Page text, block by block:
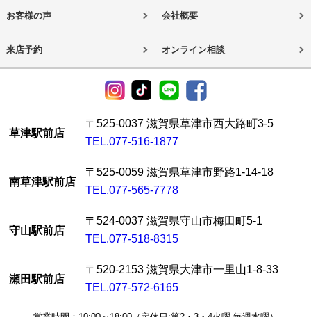
お客様の声 会社概要
来店予約 オンライン相談
草津駅前店
〒525-0037 滋賀県草津市西大路町3-5
TEL.077-516-1877
南草津駅前店
〒525-0059 滋賀県草津市野路1-14-18
TEL.077-565-7778
守山駅前店
〒524-0037 滋賀県守山市梅田町5-1
TEL.077-518-8315
瀬田駅前店
〒520-2153 滋賀県大津市一里山1-8-33
TEL.077-572-6165